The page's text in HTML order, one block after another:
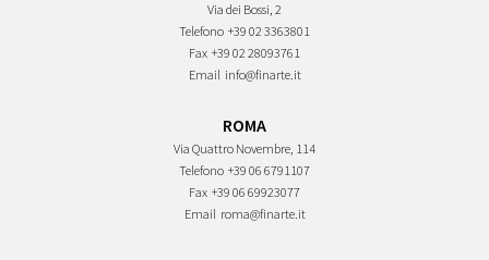
Via dei Bossi, 2
Telefono +39 02 3363801
Fax +39 02 28093761
Email info@finarte.it
ROMA
Via Quattro Novembre, 114
Telefono +39 06 6791107
Fax +39 06 69923077
Email roma@finarte.it